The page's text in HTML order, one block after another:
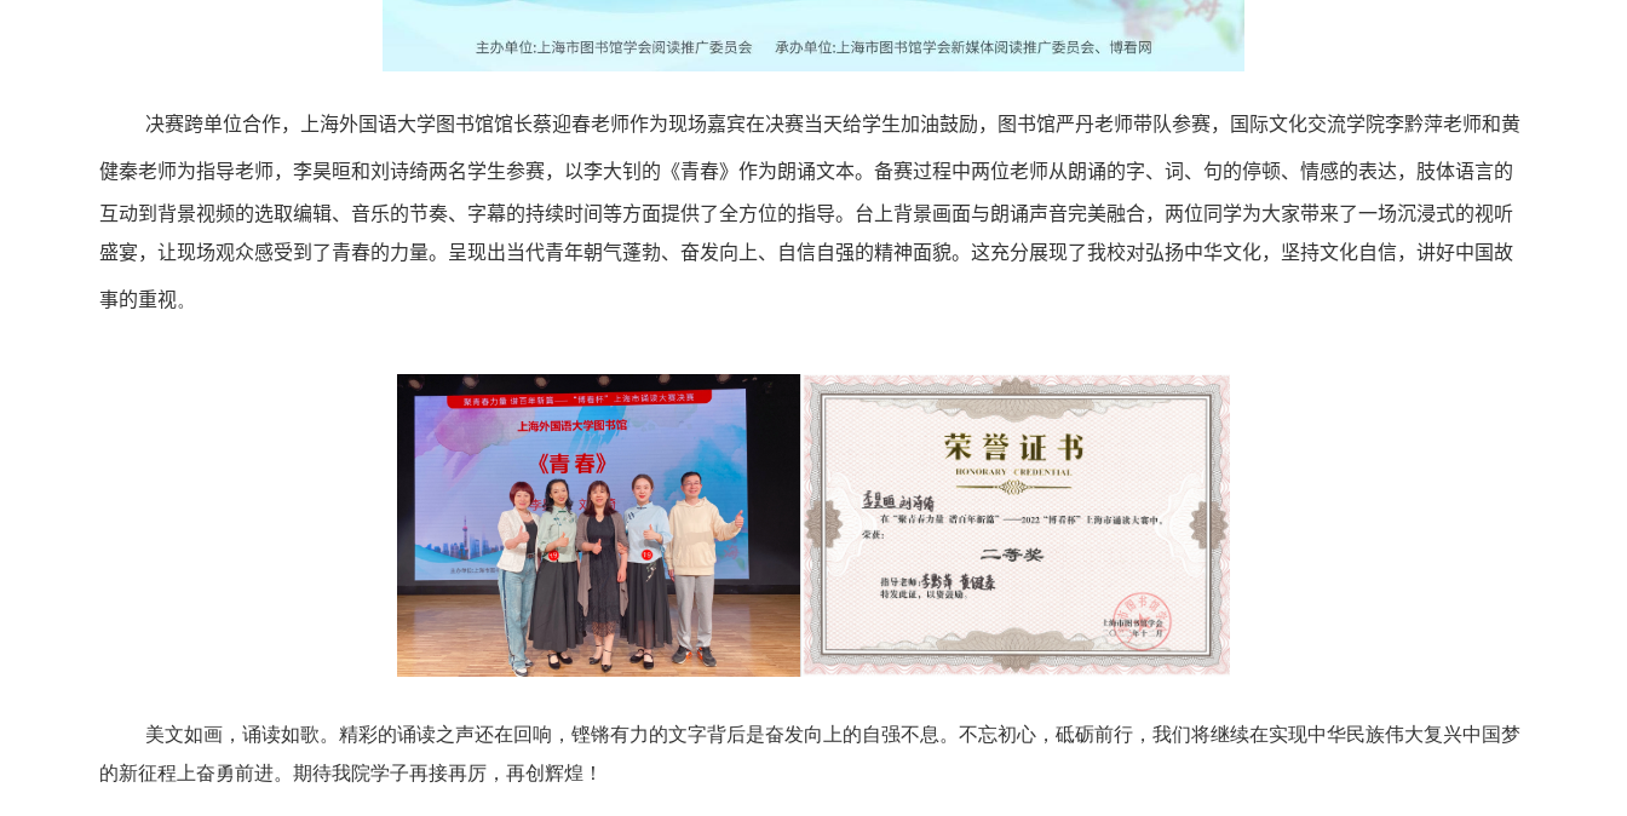
决赛跨单位合作，上海外国语大学图书馆馆长蔡迎春老师作为现场嘉宾在决赛当天给学生加油鼓励，图书馆严丹老师带队参赛，国际文化交流学院李黔萍老师和黄
健秦老师为指导老师，李昊晅和刘诗绮两名学生参赛，以李大钊的《青春》作为朗诵文本。 备赛过程中两位老师从朗诵的字、 词 、 句的停顿、情感的表达，肢体语言的
互动到背景视频的选取编辑、音乐的节奏、字幕的持续时间等方面提供了全方位的指导。台上背景画面与朗诵声音完美融合，两位同学为大家带来了一场沉浸式的视听
盛宴，让现场观众感受到了青春的力量。呈现出当代青年朝气蓬勃、奋发向上、自信自强的精神面貌。这充分展现了我校对弘扬中华文化，坚持文化自信，讲好中国故
事的重视。
美文如画，诵读如歌。精彩的诵读之声还在回响，铿锵有力的文字背后是奋发向上的自强不息。不忘初心，砥砺前行，我们将继续在实现中华民族伟大复兴中国梦
的新征程上奋勇前进。期待我院学子再接再厉，再创辉煌！